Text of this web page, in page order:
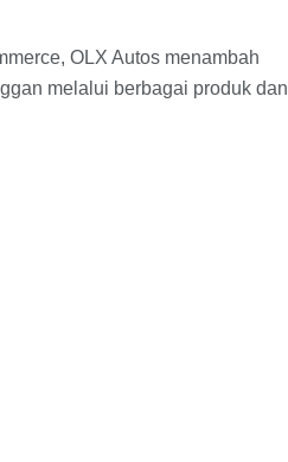
OLX Autos menambah
melalui berbagai produk dan